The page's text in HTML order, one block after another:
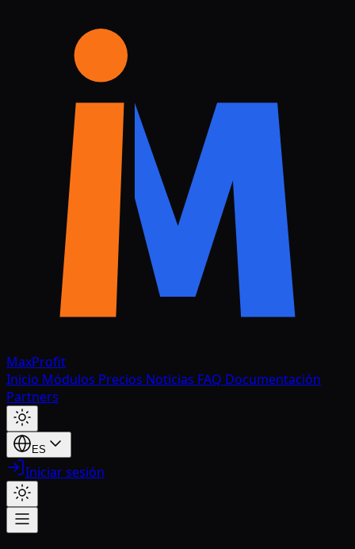
MaxProfit
Inicio Módulos Precios Noticias FAQ Documentación
Partners
ES
Iniciar sesión